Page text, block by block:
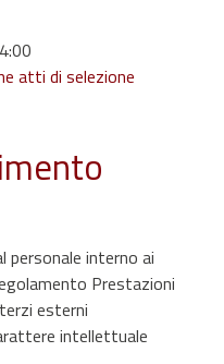
atti di selezione
personale interno ai
Prestazioni
esterni
intellettuale